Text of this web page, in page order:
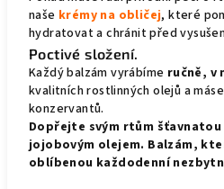
naše krémy na obličej, které
hydratovat a chránit před
Poctivé složení.
Každý balzám vyrábíme ručně, v
kvalitních rostlinných olejů a
konzervantů.
Dopřejte svým rtům šťavnatou
jojobovým olejem. Balzám,
oblíbenou každodenní